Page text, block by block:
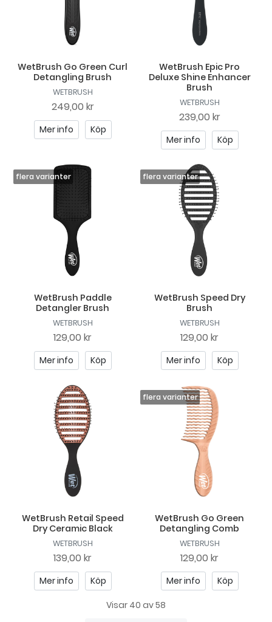
WetBrush Go Green Curl
Detangling Brush
WETBRUSH
249,00 kr
Mer info Köp
WetBrush Epic Pro
Deluxe Shine Enhancer
Brush
WETBRUSH
239,00 kr
Mer info Köp
WetBrush Paddle
Detangler Brush
WETBRUSH
129,00 kr
Mer info Köp
WetBrush Speed Dry
Brush
WETBRUSH
129,00 kr
Mer info Köp
WetBrush Retail Speed
Dry Ceramic Black
WETBRUSH
139,00 kr
Mer info Köp
WetBrush Go Green
Detangling Comb
WETBRUSH
129,00 kr
Mer info
Köp
Visar 40 av 58